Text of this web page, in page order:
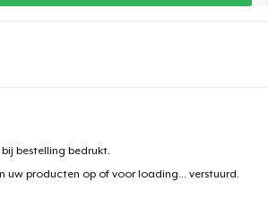
bestelling bedrukt.
uw producten op of voorloading... verstuurd.